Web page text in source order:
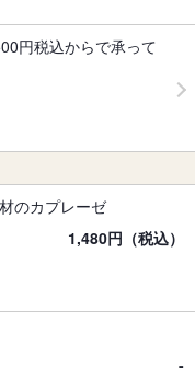
円税込からで承って
のカプレーゼ
1,480円（税込）